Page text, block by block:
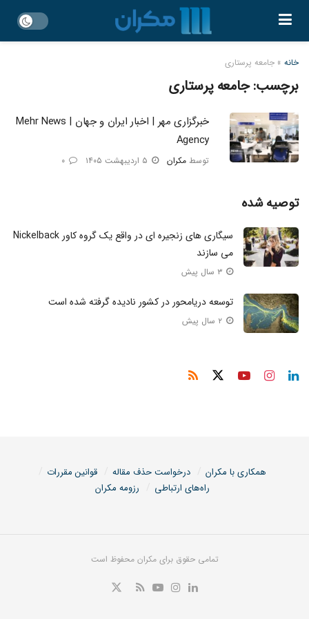
خانه » جامعه پرستاری
برچسب:جامعه پرستاری
خبرگزاری مهر | اخبار ایران و جهان | Mehr News
Agency
توسط مکران
توصیه شده
سیگاری های زنجیره ای در واقع یک گروه کاور Nickelback
می سازند
توسعه دریامحور در کشور نادیده گرفته شده است
همکاری با مکران درخواست حذف مقاله
قوانین مقررات
راه‌های ارتباطی
رزومه مکران
تمامی حقوق برای مکران محفوظ است